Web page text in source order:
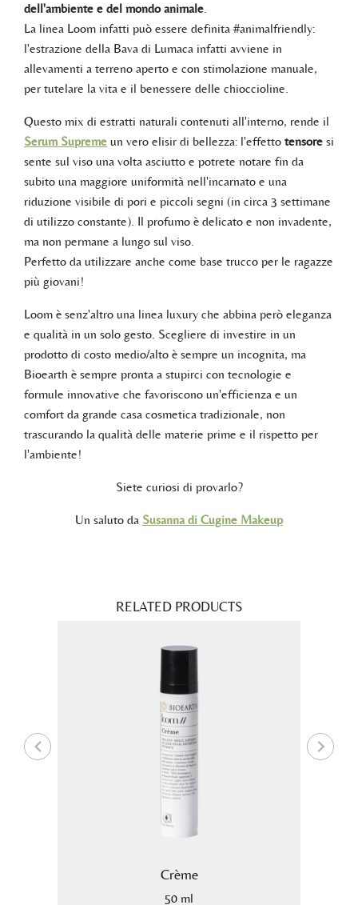
dell'ambiente e del mondo animale.
La linea Loom infatti può essere definita #animalfriendly:
l'estrazione della Bava di Lumaca infatti avviene in
allevamenti a terreno aperto e con stimolazione manuale,
per tutelare la vita e il benessere delle chioccioline.
Questo mix di estratti naturali contenuti all'interno, rende il
Serum Supreme un vero elisir di bellezza: l'effetto tensore si
sente sul viso una volta asciutto e potrete notare fin da
subito una maggiore uniformità nell'incarnato e una
riduzione visibile di pori e piccoli segni (in circa 3 settimane
di utilizzo constante). Il profumo è delicato e non invadente,
ma non permane a lungo sul viso.
Perfetto da utilizzare anche come base trucco per le ragazze
più giovani!
Loom è senz'altro una linea luxury che abbina però eleganza
e qualità in un solo gesto. Scegliere di investire in un
prodotto di costo medio/alto è sempre un incognita, ma
Bioearth è sempre pronta a stupirci con tecnologie e
formule innovative che favoriscono un'efficienza e un
comfort da grande casa cosmetica tradizionale, non
trascurando la qualità delle materie prime e il rispetto per
l'ambiente!
Siete curiosi di provarlo?
Un saluto da Susanna di Cugine Makeup
RELATED PRODUCTS
Crème
50 ml